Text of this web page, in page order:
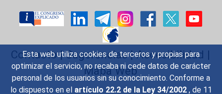
Esta web utiliza cookies de terceros y propias para
optimizar el servicio, no recaba ni cede datos de carácter
personal de los usuarios sin su conocimiento. Conforme a
lo dispuesto en el artículo 22.2 de la Ley 34/2002 , de 11
Contacto|Sugerencias|Accesibilidad |
Mapa Web